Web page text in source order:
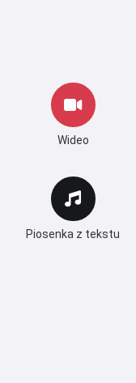
Wideo
Piosenka z tekstu